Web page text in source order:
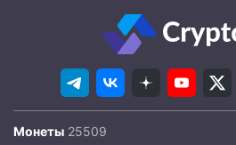
Монеты